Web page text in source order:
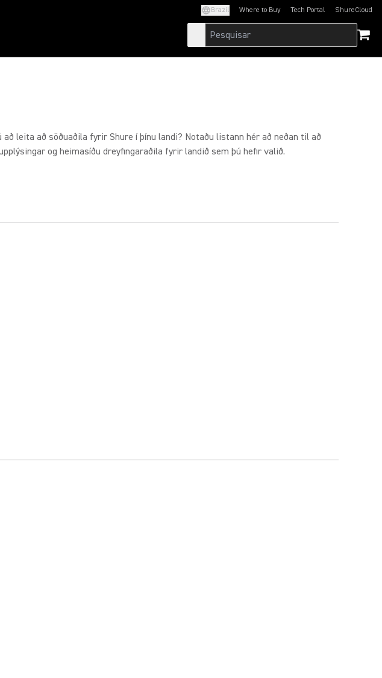
Brazil Where to Buy Tech Portal
(Opens in a new tab)ShureCloud
(Opens in a new
að leita að söðuaðila fyrir Shure í þínu landi? Notaðu listann hér að neðan til að
og heimasíðu dreyfingaraðila fyrir landið sem þú hefir valið.